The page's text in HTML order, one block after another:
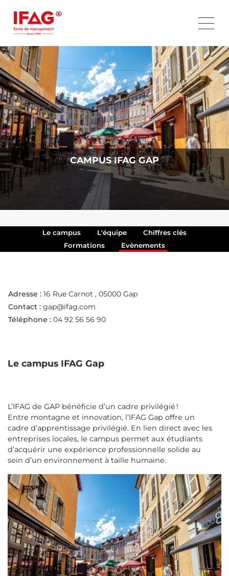
CAMPUS IFAG GAP
Le campus L'équipe
Chiffres clés
Formations
Evènements
Adresse : 16 Rue Carnot , 05000 Gap
Contact : gap@ifag.com
Téléphone : 04 92 56 56 90
Le campus IFAG Gap
L’IFAG de GAP bénéficie d’un cadre privilégié !
Entre montagne et innovation, l’IFAG Gap offre un
cadre d’apprentissage privilégié. En lien direct avec les
entreprises locales, le campus permet aux étudiants
d’acquérir une expérience professionnelle solide au
sein d’un environnement à taille humaine.